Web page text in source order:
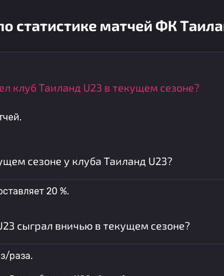
статистике матчей ФК
клуб Таиланд U23 в текущем сезоне?
сезоне у клуба Таиланд U23?
20 %.
сыграл вничью в текущем сезоне?
раза.